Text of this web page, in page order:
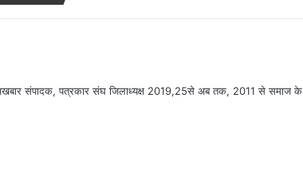
संपादक, पत्रकार संघ जिलाध्यक्ष 2019,25से अब तक, 2011 से समाज के